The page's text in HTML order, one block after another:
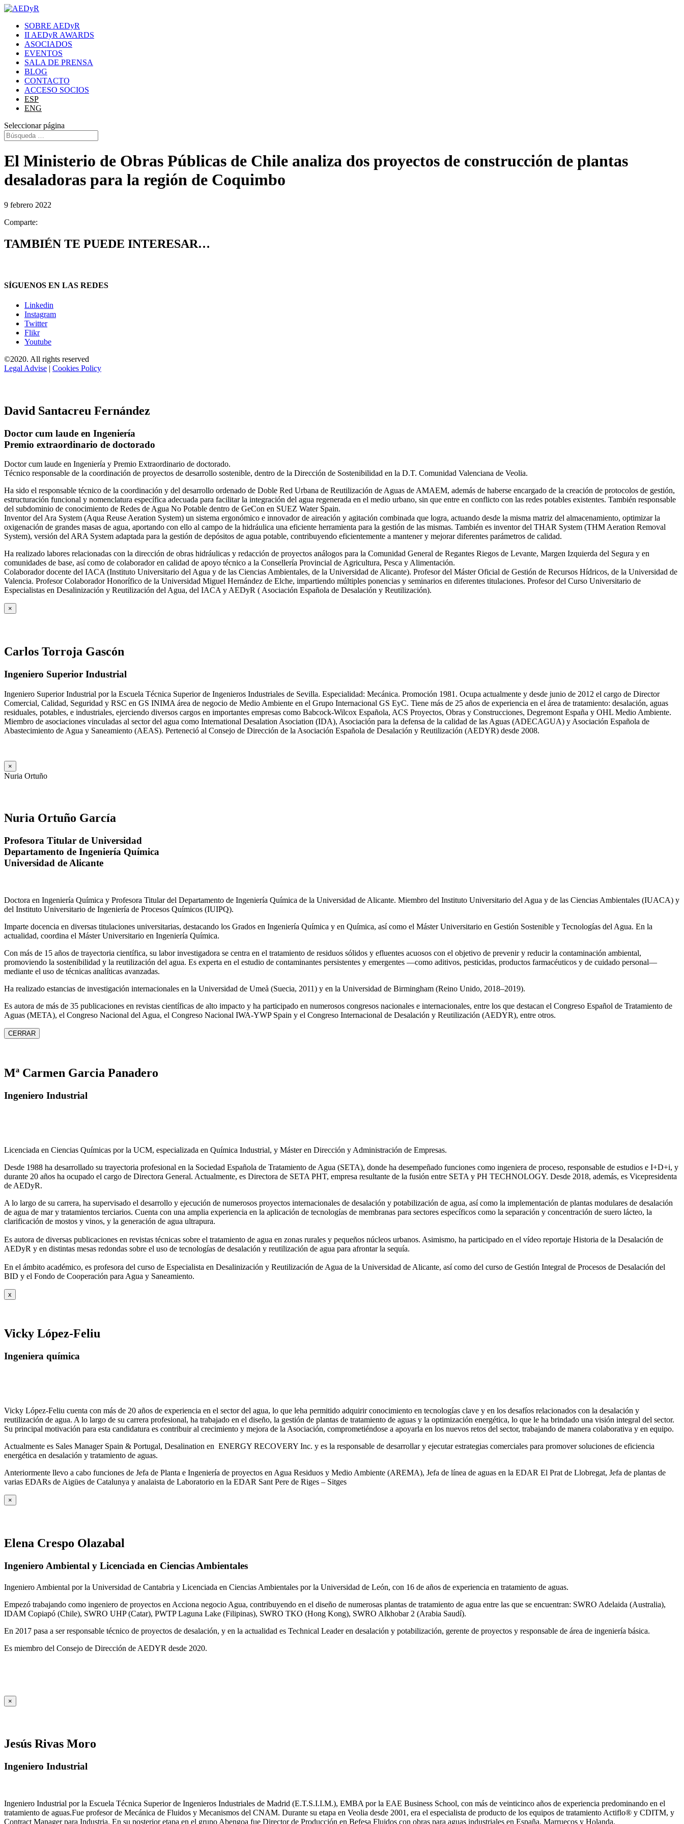
SOBRE AEDyR
II AEDyR AWARDS
ASOCIADOS
EVENTOS
SALA DE PRENSA
BLOG
CONTACTO
ACCESO SOCIOS
ESP
ENG
Seleccionar página
El Ministerio de Obras Públicas de Chile analiza dos proyectos de construcción de plantas
desaladoras para la región de Coquimbo
9 febrero 2022
Comparte:
TAMBIÉN TE PUEDE INTERESAR…
SÍGUENOS EN LAS REDES
Linkedin
Instagram
Twitter
Flikr
Youtube
©2020. All rights reserved
Legal Advise | Cookies Policy
David Santacreu Fernández
Doctor cum laude en Ingeniería
Premio extraordinario de doctorado
Doctor cum laude en Ingeniería y Premio Extraordinario de doctorado.
Técnico responsable de la coordinación de proyectos de desarrollo sostenible, dentro de la Dirección de Sostenibilidad en la D.T. Comunidad Valenciana de Veolia.
Ha sido el responsable técnico de la coordinación y del desarrollo ordenado de Doble Red Urbana de Reutilización de Aguas de AMAEM, además de haberse encargado de la creación de protocolos de gestión,
estructuración funcional y nomenclatura específica adecuada para facilitar la integración del agua regenerada en el medio urbano, sin que entre en conflicto con las redes potables existentes. También responsable
del subdominio de conocimiento de Redes de Agua No Potable dentro de GeCon en SUEZ Water Spain.
Inventor del Ara System (Aqua Reuse Aeration System) un sistema ergonómico e innovador de aireación y agitación combinada que logra, actuando desde la misma matriz del almacenamiento, optimizar la
oxigenación de grandes masas de agua, aportando con ello al campo de la hidráulica una eficiente herramienta para la gestión de las mismas. También es inventor del THAR System (THM Aeration Removal
System), versión del ARA System adaptada para la gestión de depósitos de agua potable, contribuyendo eficientemente a mantener y mejorar diferentes parámetros de calidad.
Ha realizado labores relacionadas con la dirección de obras hidráulicas y redacción de proyectos análogos para la Comunidad General de Regantes Riegos de Levante, Margen Izquierda del Segura y en
comunidades de base, así como de colaborador en calidad de apoyo técnico a la Consellería Provincial de Agricultura, Pesca y Alimentación.
Colaborador docente del IACA (Instituto Universitario del Agua y de las Ciencias Ambientales, de la Universidad de Alicante). Profesor del Máster Oficial de Gestión de Recursos Hídricos, de la Universidad de
Valencia. Profesor Colaborador Honorífico de la Universidad Miguel Hernández de Elche, impartiendo múltiples ponencias y seminarios en diferentes titulaciones. Profesor del Curso Universitario de
Especialistas en Desalinización y Reutilización del Agua, del IACA y AEDyR ( Asociación Española de Desalación y Reutilización).
×
Carlos Torroja Gascón
Ingeniero Superior Industrial
Ingeniero Superior Industrial por la Escuela Técnica Superior de Ingenieros Industriales de Sevilla. Especialidad: Mecánica. Promoción 1981. Ocupa actualmente y desde junio de 2012 el cargo de Director
Comercial, Calidad, Seguridad y RSC en GS INIMA área de negocio de Medio Ambiente en el Grupo Internacional GS EyC. Tiene más de 25 años de experiencia en el área de tratamiento: desalación, aguas
residuales, potables, e industriales, ejerciendo diversos cargos en importantes empresas como Babcock-Wilcox Española, ACS Proyectos, Obras y Construcciones, Degremont España y OHL Medio Ambiente.
Miembro de asociaciones vinculadas al sector del agua como International Desalation Asociation (IDA), Asociación para la defensa de la calidad de las Aguas (ADECAGUA) y Asociación Española de
Abastecimiento de Agua y Saneamiento (AEAS). Perteneció al Consejo de Dirección de la Asociación Española de Desalación y Reutilización (AEDYR) desde 2008.
×
Nuria Ortuño
Nuria Ortuño García
Profesora Titular de Universidad
Departamento de Ingeniería Química
Universidad de Alicante
Doctora en Ingeniería Química y Profesora Titular del Departamento de Ingeniería Química de la Universidad de Alicante. Miembro del Instituto Universitario del Agua y de las Ciencias Ambientales (IUACA) y
del Instituto Universitario de Ingeniería de Procesos Químicos (IUIPQ).
Imparte docencia en diversas titulaciones universitarias, destacando los Grados en Ingeniería Química y en Química, así como el Máster Universitario en Gestión Sostenible y Tecnologías del Agua. En la
actualidad, coordina el Máster Universitario en Ingeniería Química.
Con más de 15 años de trayectoria científica, su labor investigadora se centra en el tratamiento de residuos sólidos y efluentes acuosos con el objetivo de prevenir y reducir la contaminación ambiental,
promoviendo la sostenibilidad y la reutilización del agua. Es experta en el estudio de contaminantes persistentes y emergentes —como aditivos, pesticidas, productos farmacéuticos y de cuidado personal—
mediante el uso de técnicas analíticas avanzadas.
Ha realizado estancias de investigación internacionales en la Universidad de Umeå (Suecia, 2011) y en la Universidad de Birmingham (Reino Unido, 2018–2019).
Es autora de más de 35 publicaciones en revistas científicas de alto impacto y ha participado en numerosos congresos nacionales e internacionales, entre los que destacan el Congreso Español de Tratamiento de
Aguas (META), el Congreso Nacional del Agua, el Congreso Nacional IWA‑YWP Spain y el Congreso Internacional de Desalación y Reutilización (AEDYR), entre otros.
CERRAR
Mª Carmen Garcia Panadero
Ingeniero Industrial
Licenciada en Ciencias Químicas por la UCM, especializada en Química Industrial, y Máster en Dirección y Administración de Empresas.
Desde 1988 ha desarrollado su trayectoria profesional en la Sociedad Española de Tratamiento de Agua (SETA), donde ha desempeñado funciones como ingeniera de proceso, responsable de estudios e I+D+i, y
durante 20 años ha ocupado el cargo de Directora General. Actualmente, es Directora de SETA PHT, empresa resultante de la fusión entre SETA y PH TECHNOLOGY. Desde 2018, además, es Vicepresidenta
de AEDyR.
A lo largo de su carrera, ha supervisado el desarrollo y ejecución de numerosos proyectos internacionales de desalación y potabilización de agua, así como la implementación de plantas modulares de desalación
de agua de mar y tratamientos terciarios. Cuenta con una amplia experiencia en la aplicación de tecnologías de membranas para sectores específicos como la separación y concentración de suero lácteo, la
clarificación de mostos y vinos, y la generación de agua ultrapura.
Es autora de diversas publicaciones en revistas técnicas sobre el tratamiento de agua en zonas rurales y pequeños núcleos urbanos. Asimismo, ha participado en el vídeo reportaje Historia de la Desalación de
AEDyR y en distintas mesas redondas sobre el uso de tecnologías de desalación y reutilización de agua para afrontar la sequía.
En el ámbito académico, es profesora del curso de Especialista en Desalinización y Reutilización de Agua de la Universidad de Alicante, así como del curso de Gestión Integral de Procesos de Desalación del
BID y el Fondo de Cooperación para Agua y Saneamiento.
x
Vicky López-Feliu
Ingeniera química
Vicky López-Feliu cuenta con más de 20 años de experiencia en el sector del agua, lo que leha permitido adquirir conocimiento en tecnologías clave y en los desafíos relacionados con la desalación y
reutilización de agua. A lo largo de su carrera profesional, ha trabajado en el diseño, la gestión de plantas de tratamiento de aguas y la optimización energética, lo que le ha brindado una visión integral del sector.
Su principal motivación para esta candidatura es contribuir al crecimiento y mejora de la Asociación, comprometiéndose a apoyarla en los nuevos retos del sector, trabajando de manera colaborativa y en equipo.
Actualmente es Sales Manager Spain & Portugal, Desalination en ENERGY RECOVERY Inc. y es la responsable de desarrollar y ejecutar estrategias comerciales para promover soluciones de eficiencia
energética en desalación y tratamiento de aguas.
Anteriormente llevo a cabo funciones de Jefa de Planta e Ingeniería de proyectos en Agua Residuos y Medio Ambiente (AREMA), Jefa de línea de aguas en la EDAR El Prat de Llobregat, Jefa de plantas de
varias EDARs de Aigües de Catalunya y analaista de Laboratorio en la EDAR Sant Pere de Riges – Sitges
×
Elena Crespo Olazabal
Ingeniero Ambiental y Licenciada en Ciencias Ambientales
Ingeniero Ambiental por la Universidad de Cantabria y Licenciada en Ciencias Ambientales por la Universidad de León, con 16 de años de experiencia en tratamiento de aguas.
Empezó trabajando como ingeniero de proyectos en Acciona negocio Agua, contribuyendo en el diseño de numerosas plantas de tratamiento de agua entre las que se encuentran: SWRO Adelaida (Australia),
IDAM Copiapó (Chile), SWRO UHP (Catar), PWTP Laguna Lake (Filipinas), SWRO TKO (Hong Kong), SWRO Alkhobar 2 (Arabia Saudí).
En 2017 pasa a ser responsable técnico de proyectos de desalación, y en la actualidad es Technical Leader en desalación y potabilización, gerente de proyectos y responsable de área de ingeniería básica.
Es miembro del Consejo de Dirección de AEDYR desde 2020.
×
Jesús Rivas Moro
Ingeniero Industrial
Ingeniero Industrial por la Escuela Técnica Superior de Ingenieros Industriales de Madrid (E.T.S.I.I.M.), EMBA por la EAE Business School, con más de veinticinco años de experiencia predominando en el
tratamiento de aguas.Fue profesor de Mecánica de Fluidos y Mecanismos del CNAM. Durante su etapa en Veolia desde 2001, era el especialista de producto de los equipos de tratamiento Actiflo® y CDITM, y
Contract Manager para Industria. En su posterior etapa en el grupo Abengoa fue Director de Producción en Befesa Fluidos con obras para aguas industriales en España, Marruecos y Holanda.